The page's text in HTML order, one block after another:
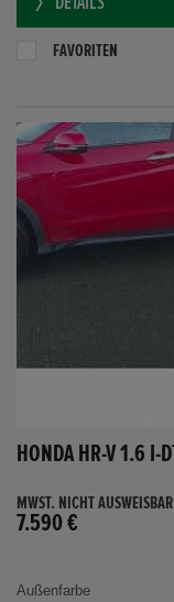
FAVORITEN
MWST. NICHT AUSWEISBAR
7.590 €
Außenfarbe